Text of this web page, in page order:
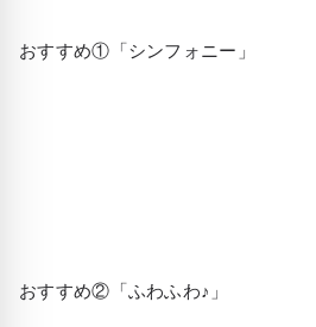
おすすめ①「シンフォニー」
おすすめ②「ふわふわ♪」